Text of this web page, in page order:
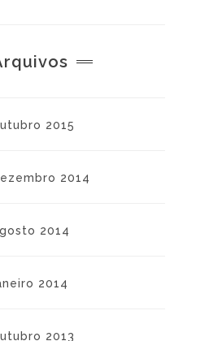
2015
2014
2014
2014
2013